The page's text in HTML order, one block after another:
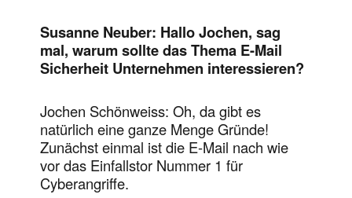
Susanne Neuber: Hallo Jochen, sag
mal, warum sollte das Thema E-Mail
Sicherheit Unternehmen interessieren?
Jochen Schönweiss: Oh, da gibt es
natürlich eine ganze Menge Gründe!
Zunächst einmal ist die E-Mail nach wie
vor das Einfallstor Nummer 1 für
Cyberangriffe.